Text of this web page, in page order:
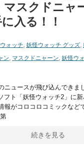
マスクドニャ
入る！！
ォッチ, 妖怪ウォッチ グッズ,
ン, マスクドニャーン, 妖怪ウ
ニュースが飛び込んできま
フト「妖怪ウォッチ2」に
報がコロコロコミックなど
続きを見る